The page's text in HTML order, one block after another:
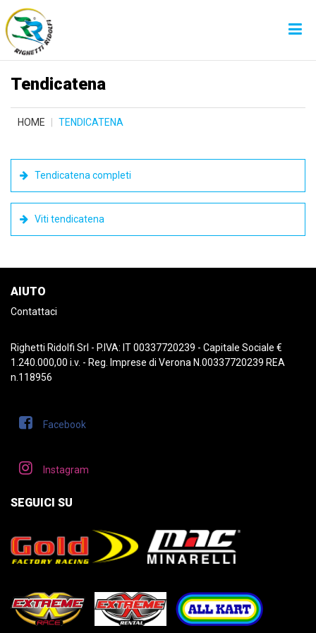
Tendicatena
HOME TENDICATENA
Tendicatena completi
Viti tendicatena
AIUTO
Contattaci
Righetti Ridolfi Srl - P.IVA: IT 00337720239 - Capitale Sociale €
1.240.000,00 i.v. - Reg. Imprese di Verona N.00337720239 REA
n.118956
Facebook
Instagram
SEGUICI SU